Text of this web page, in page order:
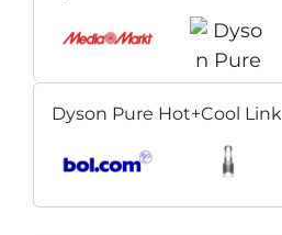
Dyson Pure Hot+Cool Link